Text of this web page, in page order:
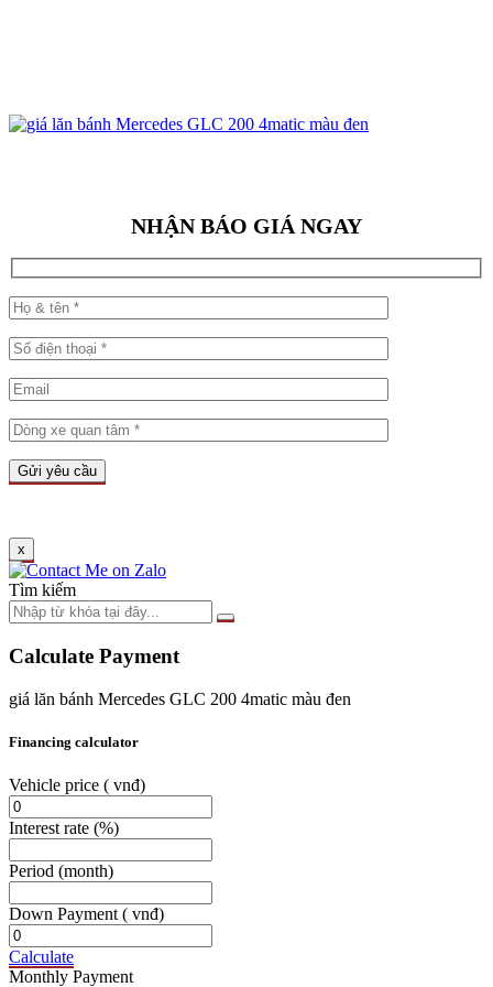
NHẬN BÁO GIÁ NGAY
x
Tìm kiếm
Calculate Payment
giá lăn bánh Mercedes GLC 200 4matic màu đen
Financing calculator
Vehicle price ( vnđ)
Interest rate (%)
Period (month)
Down Payment ( vnđ)
Calculate
Monthly Payment